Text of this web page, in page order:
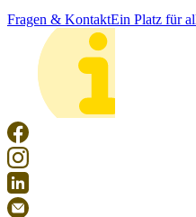
Fragen & KontaktEin Platz für